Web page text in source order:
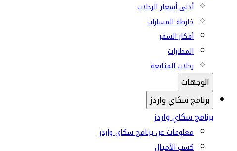
أدنى أسعار الرحلات
خارطة المسارات
أفكار السفر
المطارات
رحلات المتابعة
الوجهات
برنامج سكاي واردز
برنامج سكاي واردز
معلومات عن برنامج سكاي واردز
كسب الأميال